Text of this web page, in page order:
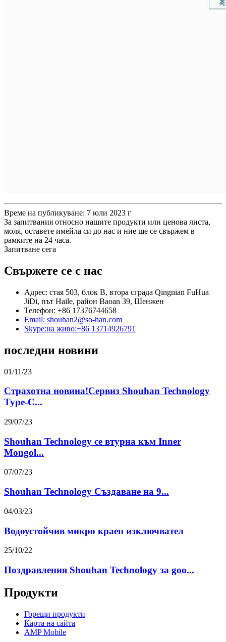
Време на публикуване: 7 юли 2023 г
За запитвания относно нашите продукти или ценова листа,
моля, оставете имейла си до нас и ние ще се свържем в
рамките на 24 часа.
Запитване сега
Свържете се с нас
Адрес: стая 503, блок B, втора сграда Qingnian FuHua
JiDi, път Haile, район Baoan 39, Шенжен
Телефон: +86 17376744658
Email: shouhan2@so-han.com
Skype:на живо:+86 13714926791
последни новини
01/11/23
Страхотна новина!Сервиз Shouhan Technology
Type-C...
29/07/23
Shouhan Technology се втурна към Inner
Mongol...
07/07/23
Shouhan Technology Създаване на 9...
04/03/23
Водоустойчив микро краен изключвател
25/10/22
Поздравления Shouhan Technology за goo...
Продукти
Горещи продукти
Карта на сайта
AMP Mobile